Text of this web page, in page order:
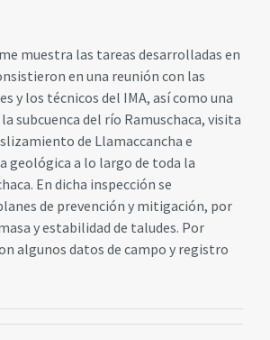
muestra las tareas desarrolladas en
en una reunión con las
y los técnicos del IMA, así como una
subcuenca del río Ramuschaca, visita
de Llamaccancha e
geológica a lo largo de toda la
En dicha inspección se
de prevención y mitigación, por
y estabilidad de taludes. Por
algunos datos de campo y registro